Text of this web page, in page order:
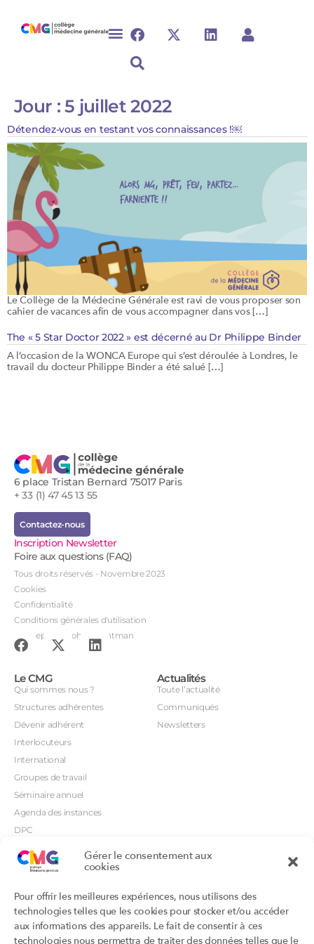
Gérer le consentement aux
cookies
Pour offrir les meilleures expériences, nous utilisons des
technologies telles que les cookies pour stocker et/ou accéder
aux informations des appareils. Le fait de consentir à ces
technologies nous permettra de traiter des données telles que le
Jour :5 juillet 2022
Détendez-vous en testant vos connaissances !￼
Le Collège de la Médecine Générale est ravi de vous proposer son
cahier de vacances afin de vous accompagner dans vos […]
The « 5 Star Doctor 2022 » est décerné au Dr Philippe Binder
A l’occasion de la WONCA Europe qui s’est déroulée à Londres, le
travail du docteur Philippe Binder a été salué […]
6 place Tristan Bernard 75017 Paris
+ 33 (1) 47 45 13 55
Contactez-nous
Inscription Newsletter
Foire aux questions (FAQ)
Tous droits réservés - Novembre 2023
Cookies
Confidentialité
Conditions générales d'utilisation
Conception : John Brightman
Le CMG
Qui sommes nous ?
Structures adhérentes
Dévenir adhérent
Interlocuteurs
International
Groupes de travail
Séminaire annuel
Agenda des instances
DPC
CSI
Orientations prioritaires
Actualités
Toute l’actualité
Communiqués
Newsletters
Productions
Productions du Collège
Productions des structures
adhérentes
Portails
Annuaire DU/DIU
Archimede.fr
Ebmfrance.net